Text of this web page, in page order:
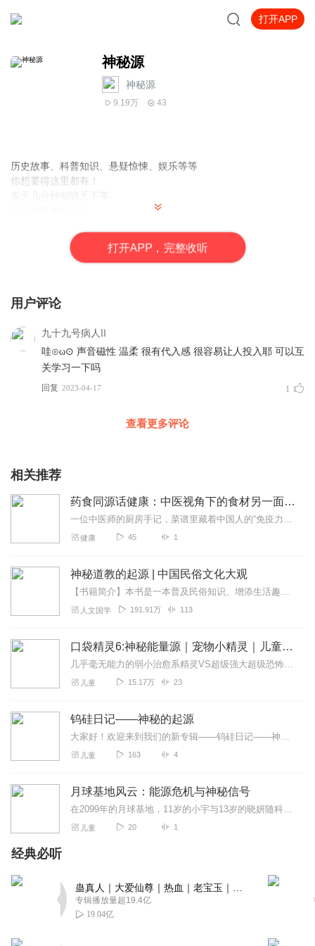
打开APP
神秘源
神秘源
9.19万 43
历史故事、科普知识、悬疑惊悚、娱乐等等
你想要得这里都有！
打开APP，完整收听
用户评论
九十九号病人ll
哇⊙ω⊙ 声音磁性 温柔 很有代入感 很容易让人投入耶 可以互
关学习一下吗
回复 2023-04-17 1
查看更多评论
相关推荐
药食同源话健康：中医视角下的食材另一面的神秘面纱
一位中医师的厨房手记，菜谱里藏着中国人的“免疫力密码”——论蔬菜的配伍原理与养生实践--藏在饭桌上的药方
健康 45 1
神秘道教的起源 | 中国民俗文化大观
【书籍简介】本书是一本普及民俗知识、增添生活趣味、开拓审美视野的文化读物。它从不同的方面展示了中华民族五彩缤纷的民俗风情画卷，我们在轻松阅读故事的同时，真正能感...
人文国学 191.91万 113
口袋精灵6:神秘能量源｜宠物小精灵｜儿童童话睡前故
几乎毫无能力的弱小治愈系精灵VS超级强大超级恐怖的变异精灵，结局却为什么会带来出人意料的变化。精灵守护师艾洛遇到了目前为止最大的困扰，他该如何化解呢？神秘的金色...
儿童 15.17万 23
钨硅日记——神秘的起源
大家好！欢迎来到我们的新专辑——钨硅日记——神秘的起源，在这里，你可以跟着小钨硅飞毛腿了解元素知识，快来收听吧！
儿童 163 4
月球基地风云：能源危机与神秘信号
在2099年的月球基地，11岁的小宇与13岁的晓妍随科学家父母生活。平静被能源系统突发故障打破，警报骤响，能源短缺将致基地瘫痪。姐弟俩临危不惧，赶至能源室，在备...
儿童 20 1
经典必听
专辑播放量超19.4亿
19.04亿